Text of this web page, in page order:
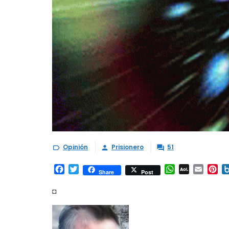
 Opinión  Prisionero  51
Facebook
TwitterShare Post WhatsApp
AOL Email
◘